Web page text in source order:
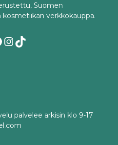
Suomen
verkkokauppa.
Instagram
TikTok
palvelee arkisin klo 9-17